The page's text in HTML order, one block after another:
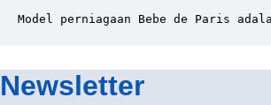
Model perniagaan Bebe de Paris
Newsletter